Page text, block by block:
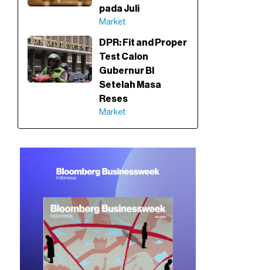
pada Juli
Market
DPR: Fit and Proper
Test Calon
Gubernur BI
Setelah Masa
Reses
Market